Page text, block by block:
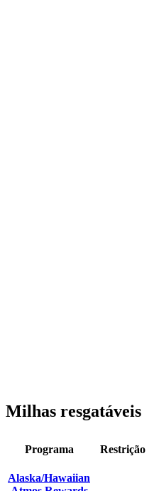
Milhas resgatáveis
Programa Restrição
Alaska/Hawaiian